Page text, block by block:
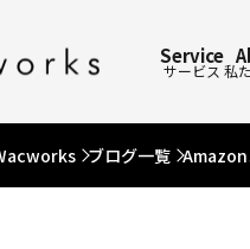
Service
サービス 私
ブログ一覧 Amazon